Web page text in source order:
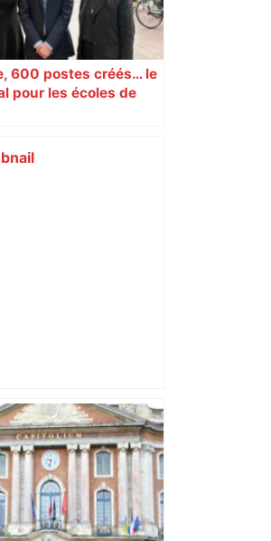
600 postes créés… le
pour les écoles de
c’était comme une
sur les avions qui